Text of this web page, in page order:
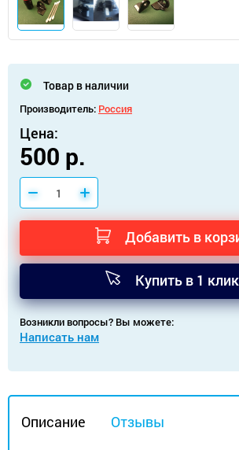
Товар в наличии
Производитель: Россия
Цена:
500 р.
Добавить в
Купить в 1 клик
Возникли вопросы? Вы можете:
Написать нам
Описание Отзывы